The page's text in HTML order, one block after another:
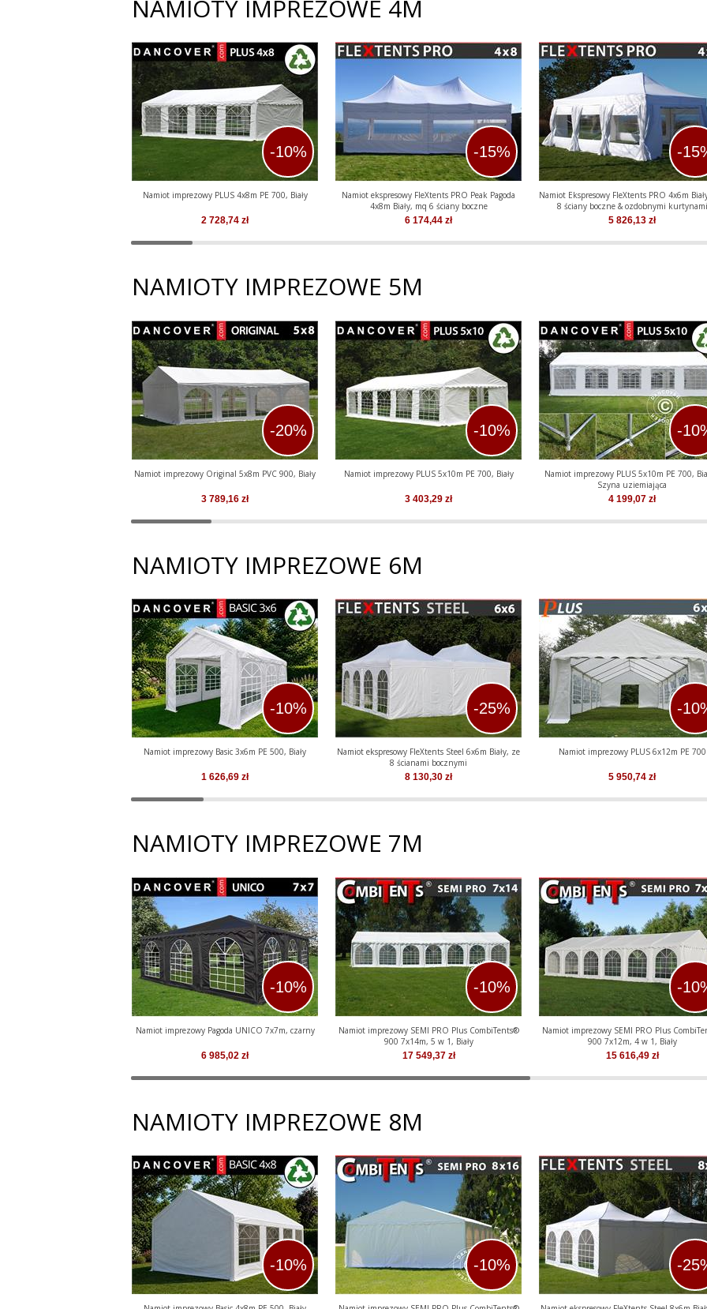
NAMIOTY IMPREZOWE 4M
-10%
Namiot imprezowy PLUS 4x8m PE 700, Biały
2 728,74 zł
-15%
Namiot ekspresowy FleXtents PRO Peak Pagoda
4x8m Biały, mq 6 ściany boczne
6 174,44 zł
-
Namiot Ekspresowy FleXtents PRO 4x6m
8 ściany boczne & ozdobnymi kurtynami
5 826,13 zł
NAMIOTY IMPREZOWE 5M
-20%
Namiot imprezowy Original 5x8m PVC 900, Biały
3 789,16 zł
-10%
Namiot imprezowy PLUS 5x10m PE 700, Biały
3 403,29 zł
-
Namiot imprezowy PLUS 5x10m PE 700,
Szyna uziemiająca
4 199,07 zł
NAMIOTY IMPREZOWE 6M
-10%
Namiot imprezowy Basic 3x6m PE 500, Biały
1 626,69 zł
-25%
Namiot ekspresowy FleXtents Steel 6x6m Biały, ze
8 ścianami bocznymi
8 130,30 zł
-
Namiot imprezowy PLUS 6x12m PE 700
5 950,74 zł
NAMIOTY IMPREZOWE 7M
-10%
Namiot imprezowy Pagoda UNICO 7x7m, czarny
6 985,02 zł
-10%
Namiot imprezowy SEMI PRO Plus CombiTents®
900 7x14m, 5 w 1, Biały
17 549,37zł
-
Namiot imprezowy SEMI PRO Plus
900 7x12m, 4 w 1, Biały
15 616,49zł
NAMIOTY IMPREZOWE 8M
-10% -10% -